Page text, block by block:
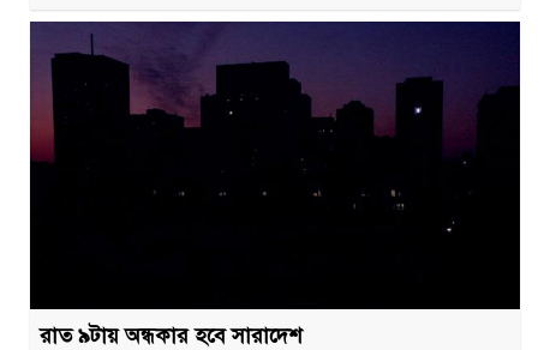
রাত ৯টায় অন্ধকার হবে সারাদেশ